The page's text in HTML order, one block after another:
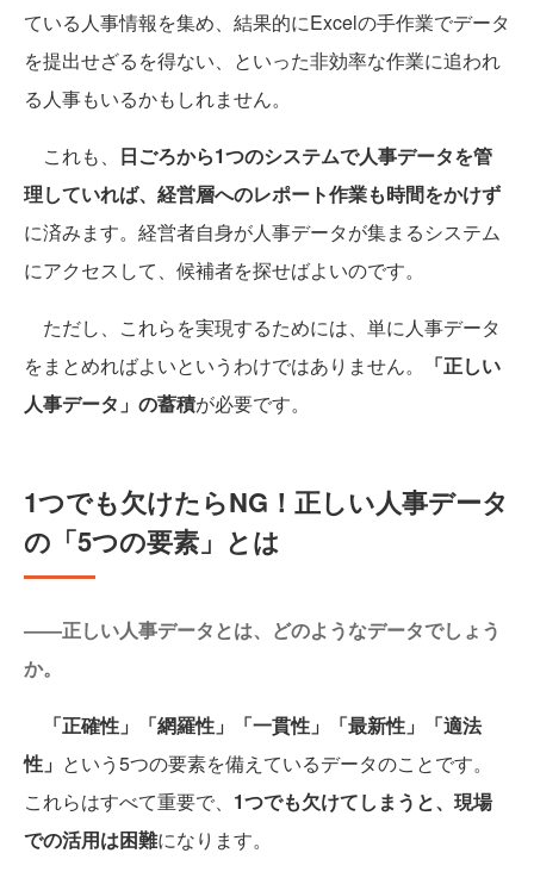
ている人事情報を集め、結果的にExcelの手作業でデータ
を提出せざるを得ない、といった非効率な作業に追われ
る人事もいるかもしれません。
これも、 日ごろから1つのシステムで人事データを管
理していれば、経営層へのレポート作業も時間をかけず
に済みます。経営者自身が人事データが集まるシステム
にアクセスして、候補者を探せばよいのです。
ただし、これらを実現するためには、単に人事データ
をまとめればよいというわけではありません。
「正しい
人事データ」の蓄積が必要です。
1つでも欠けたらNG！正しい人事データ
の「5つの要素」とは
——正しい人事データとは、どのようなデータでしょう
か。
「正確性」「網羅性」「一貫性」「最新性」「適法
性」 という5つの要素を備えているデータのことです。
これらはすべて重要で、 1つでも欠けてしまうと、現場
での活用は困難になります。